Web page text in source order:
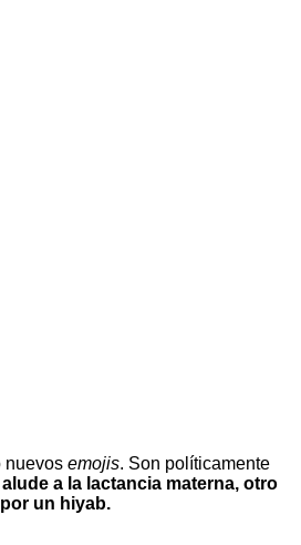
nuevos emojis. Son políticamente
a la lactancia materna, otro
un hiyab.